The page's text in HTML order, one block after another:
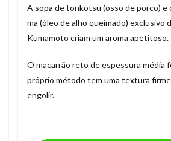
A sopa de tonkotsu (osso de porco) e
ma (óleo de alho queimado) exclusivo
Kumamoto criam um aroma apetitoso.
O macarrão reto de espessura média
próprio método tem uma textura
engolir.